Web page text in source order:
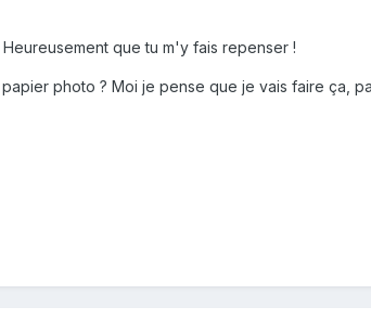
que tu m'y fais repenser !
photo ? Moi je pense que je vais faire ça,